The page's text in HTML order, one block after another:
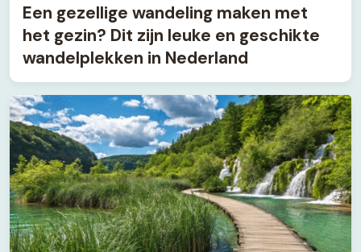
Een gezellige wandeling maken met
het gezin? Dit zijn leuke en geschikte
wandelplekken in Nederland